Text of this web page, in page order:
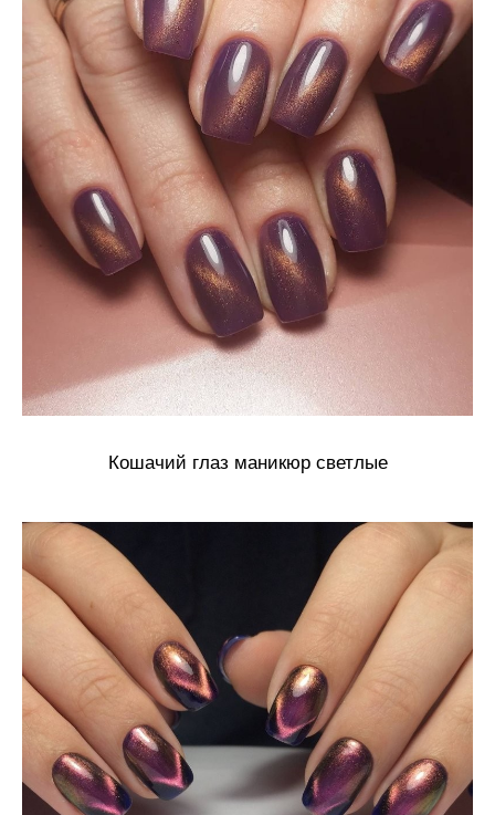
Кошачий глаз маникюр светлые